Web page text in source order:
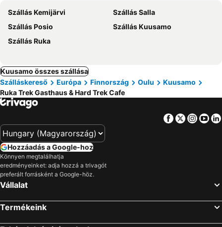
Szállás Kemijärvi
Szállás Salla
Szállás Posio
Szállás Kuusamo
Szállás Ruka
Kuusamo összes szállása
Szálláskereső
Európa Finnország Oulu
Kuusamo
Ruka Trek Gasthaus & Hard Trek Cafe
Facebook
Twitter
Hozzáadás a Google-hoz
Könnyen megtalálhatja
eredményeinket: adja hozzá a trivagót
preferált forrásként a Google-höz.
Vállalat
Termékeink